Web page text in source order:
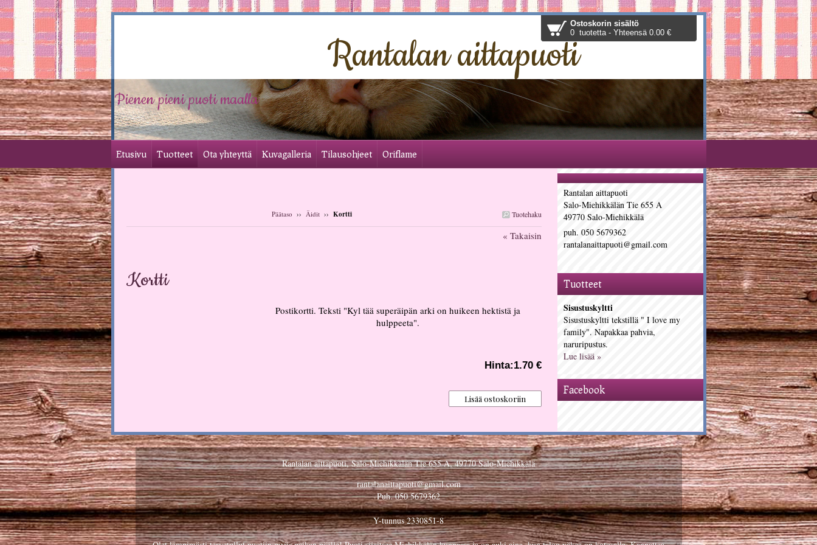
Ostoskorin sisältö
0 tuotetta - Yhteensä 0.00 €
Rantalan aittapuoti
Pienen pieni puoti maalla
Etusivu Tuotteet Ota yhteyttä Kuvagalleria Tilausohjeet Oriflame
Tuotehaku
Päätaso ›› Äidit›› Kortti
« Takaisin
Kortti
Postikortti. Teksti "Kyl tää superäipän arki on huikeen hektistä ja
hulppeeta".
Hinta:1.70 €
Rantalan aittapuoti
Salo-Miehikkälän Tie 655 A
49770 Salo-Miehikkälä
puh. 050 5679362
rantalanaittapuoti@gmail.com
Tuotteet
Sisustuskyltti
Sisustuskyltti tekstillä " I love my
family". Napakkaa pahvia,
naruripustus.
Lue lisää »
Facebook
Rantalan aittapuoti, Salo-Miehikkälän Tie 655 A, 49770 Salo-Miehikkälä
rantalanaittapuoti@gmail.com
Puh. 050 5679362
Y-tunnus 2330851-8